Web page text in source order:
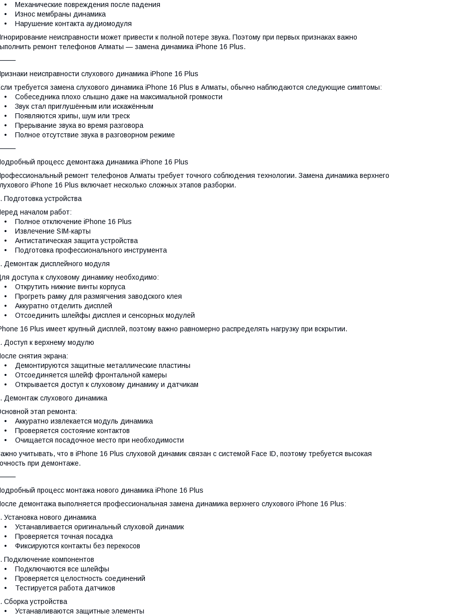
• Механические повреждения после падения
• Износ мембраны динамика
• Нарушение контакта аудиомодуля
неисправности может привести к полной потере звука. Поэтому при первых признаках важно
ремонт телефонов Алматы — замена динамика iPhone 16 Plus.
неисправности слухового динамика iPhone 16 Plus
требуется замена слухового динамика iPhone 16 Plus в Алматы, обычно наблюдаются следующие симптомы:
• Собеседника плохо слышно даже на максимальной громкости
• Звук стал приглушённым или искажённым
• Появляются хрипы, шум или треск
• Прерывание звука во время разговора
• Полное отсутствие звука в разговорном режиме
процесс демонтажа динамика iPhone 16 Plus
ремонт телефонов Алматы требует точного соблюдения технологии. Замена динамика верхнего
iPhone 16 Plus включает несколько сложных этапов разборки.
Подготовка устройства
началом работ:
• Полное отключение iPhone 16 Plus
• Извлечение SIM-карты
• Антистатическая защита устройства
• Подготовка профессионального инструмента
Демонтаж дисплейного модуля
доступа к слуховому динамику необходимо:
• Открутить нижние винты корпуса
• Прогреть рамку для размягчения заводского клея
• Аккуратно отделить дисплей
• Отсоединить шлейфы дисплея и сенсорных модулей
16 Plus имеет крупный дисплей, поэтому важно равномерно распределять нагрузку при вскрытии.
Доступ к верхнему модулю
снятия экрана:
• Демонтируются защитные металлические пластины
• Отсоединяется шлейф фронтальной камеры
• Открывается доступ к слуховому динамику и датчикам
Демонтаж слухового динамика
этап ремонта:
• Аккуратно извлекается модуль динамика
• Проверяется состояние контактов
• Очищается посадочное место при необходимости
учитывать, что в iPhone 16 Plus слуховой динамик связан с системой Face ID, поэтому требуется высокая
при демонтаже.
процесс монтажа нового динамика iPhone 16 Plus
демонтажа выполняется профессиональная замена динамика верхнего слухового iPhone 16 Plus:
Установка нового динамика
• Устанавливается оригинальный слуховой динамик
• Проверяется точная посадка
• Фиксируются контакты без перекосов
Подключение компонентов
• Подключаются все шлейфы
• Проверяется целостность соединений
• Тестируется работа датчиков
Сборка устройства
• Устанавливаются защитные элементы